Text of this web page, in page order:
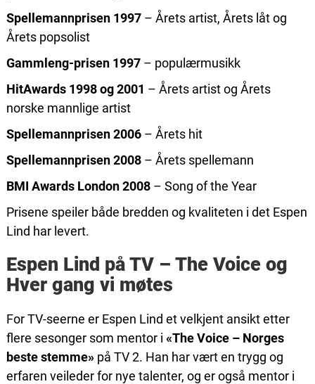
Spellemannprisen 1997– Årets artist, Årets låt og
Årets popsolist
Gammleng-prisen 1997– populærmusikk
HitAwards 1998 og 2001 – Årets artist og Årets
norske mannlige artist
Spellemannprisen 2006– Årets hit
Spellemannprisen 2008– Årets spellemann
BMI Awards London 2008– Song of the Year
Prisene speiler både bredden og kvaliteten i det Espen
Lind har levert.
Espen Lind på TV – The Voice og
Hver gang vi møtes
For TV-seerne er Espen Lind et velkjent ansikt etter
flere sesonger som mentor i «The Voice – Norges
beste stemme»på TV 2. Han har vært en trygg og
erfaren veileder for nye talenter, og er også mentor i